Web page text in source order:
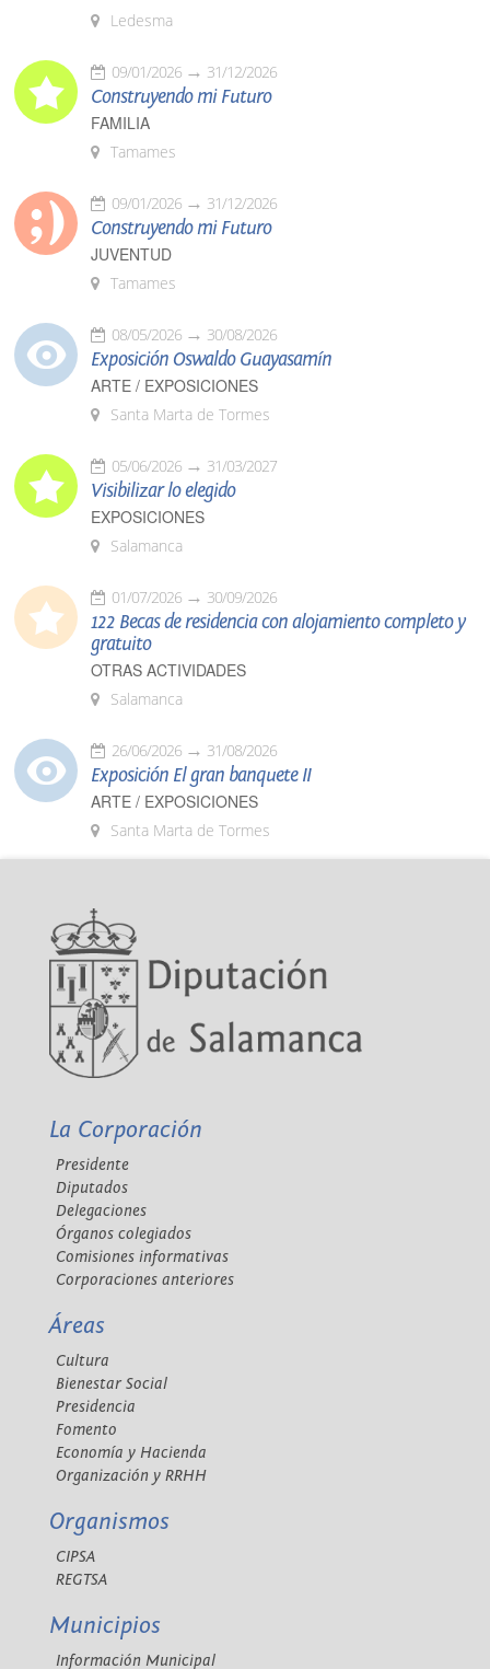
Ledesma
09/01/2026 31/12/2026
Construyendo mi Futuro
FAMILIA
Tamames
09/01/2026 31/12/2026
Construyendo mi Futuro
JUVENTUD
Tamames
08/05/2026 30/08/2026
Exposición Oswaldo Guayasamín
ARTE / EXPOSICIONES
Santa Marta de Tormes
05/06/2026 31/03/2027
Visibilizar lo elegido
EXPOSICIONES
Salamanca
01/07/2026 30/09/2026
122 Becas de residencia con alojamiento completo y
gratuito
OTRAS ACTIVIDADES
Salamanca
26/06/2026 31/08/2026
Exposición El gran banquete II
ARTE / EXPOSICIONES
Santa Marta de Tormes
La Corporación
Presidente
Diputados
Delegaciones
Órganos colegiados
Comisiones informativas
Corporaciones anteriores
Áreas
Cultura
Bienestar Social
Presidencia
Fomento
Economía y Hacienda
Organización y RRHH
Organismos
CIPSA
REGTSA
Municipios
Información Municipal